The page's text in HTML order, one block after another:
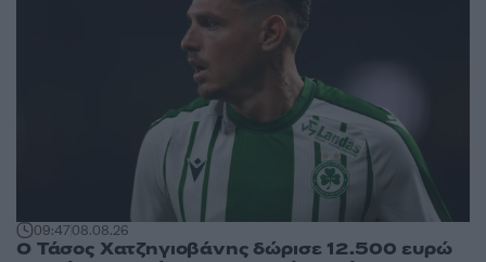
09:4708.08.26
Ο Τάσος Χατζηγιοβάνης δώρισε 12.500 ευρώ